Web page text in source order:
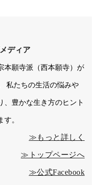
ディア
本願寺派（西本願寺）が
私たちの生活の悩みや
、豊かな生き方のヒント
。
≫もっと詳しく
≫トップページへ
≫公式Facebook